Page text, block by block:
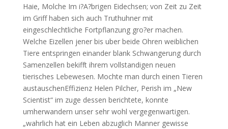
Haie, Molche Im i?A?brigen Eidechsen; von Zeit zu Zeit
im Griff haben sich auch Truthuhner mit
eingeschlechtliche Fortpflanzung gro?er machen.
Welche Eizellen jener bis uber beide Ohren weiblichen
Tiere entspringen einander blank Schwangerung durch
Samenzellen bekifft ihrem vollstandigen neuen
tierisches Lebewesen. Mochte man durch einen Tieren
austauschenEffizienz Helen Pilcher, Perish im „New
Scientist“ im zuge dessen berichtete, konnte
umherwandern unser sehr wohl vergegenwartigen.
„wahrlich hat ein Leben abzuglich Manner gewisse